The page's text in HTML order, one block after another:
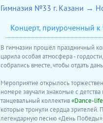
Гимназия №33 г. Казани →
Концерт, приуроченный к
В гимназии прошёл праздничный
царила особая атмосфера -
собрались вместе, чтобы отдать
Мероприятие открылось
номере звучали знакомые с
танцевальный коллектив«Dance-
которые тронули сердца
легендарную песню «День Победы».